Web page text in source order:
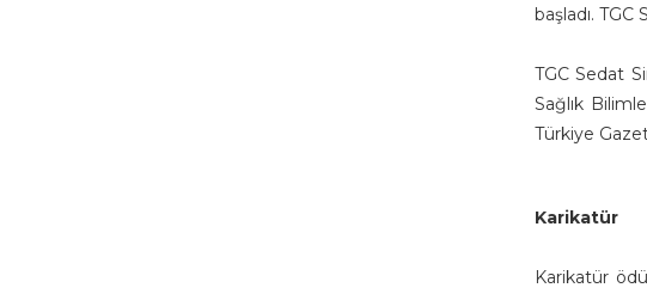
başladı.
TGC Sedat
Sağlık
Türkiye
Karikatür
Karikatür